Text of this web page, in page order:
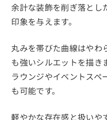
余計な装飾を削ぎ落とし
印象を与えます。
丸みを帯びた曲線はやわ
も強いシルエットを描き
ラウンジやイベントスペ
も可能です。
軽やかな存在感と扱いや